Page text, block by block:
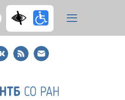
RSS
E-
mail
подписка